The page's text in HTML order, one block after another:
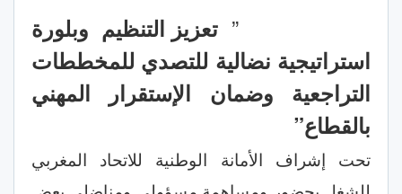
” تعزيز التنظيم وبلورة
استراتيجية نضالية للتصدي للمخططات
التراجعية وضمان الإستقرار المهني
بالقطاع”
تحت إشراف الأمانة الوطنية للاتحاد المغربي